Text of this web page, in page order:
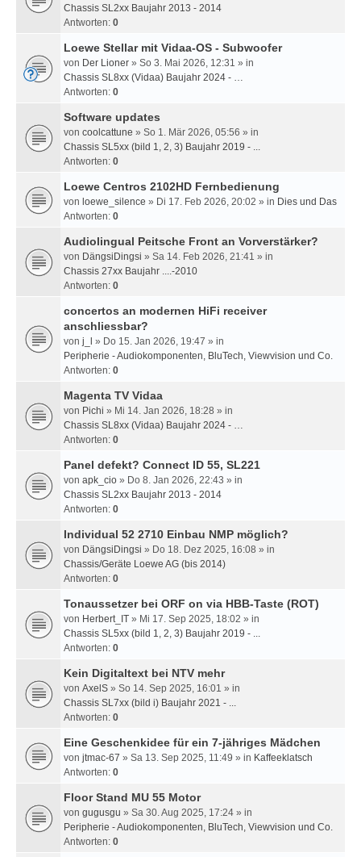
Chassis SL2xx Baujahr 2013 - 2014
Antworten: 0
Loewe Stellar mit Vidaa-OS - Subwoofer
von Der Lioner » So 3. Mai 2026, 12:31 » in
Chassis SL8xx (Vidaa) Baujahr 2024 - …
Antworten: 0
Software updates
von coolcattune » So 1. Mär 2026, 05:56 » in
Chassis SL5xx (bild 1, 2, 3) Baujahr 2019 - ...
Antworten: 0
Loewe Centros 2102HD Fernbedienung
von loewe_silence » Di 17. Feb 2026, 20:02 » in Dies und Das
Antworten: 0
Audiolingual Peitsche Front an Vorverstärker?
von DängsiDingsi » Sa 14. Feb 2026, 21:41 » in
Chassis 27xx Baujahr ....-2010
Antworten: 0
concertos an modernen HiFi receiver
anschliessbar?
von j_l
» Do 15. Jan 2026, 19:47 » in
Peripherie - Audiokomponenten, BluTech, Viewvision und Co.
Antworten: 0
Magenta TV Vidaa
von Pichi » Mi 14. Jan 2026, 18:28 » in
Chassis SL8xx (Vidaa) Baujahr 2024 - …
Antworten: 0
Panel defekt? Connect ID 55, SL221
von apk_cio » Do 8. Jan 2026, 22:43 » in
Chassis SL2xx Baujahr 2013 - 2014
Antworten: 0
Individual 52 2710 Einbau NMP möglich?
von DängsiDingsi » Do 18. Dez 2025, 16:08 » in
Chassis/Geräte Loewe AG (bis 2014)
Antworten: 0
Tonaussetzer bei ORF on via HBB-Taste (ROT)
von Herbert_IT » Mi 17. Sep 2025, 18:02 » in
Chassis SL5xx (bild 1, 2, 3) Baujahr 2019 - ...
Antworten: 0
Kein Digitaltext bei NTV mehr
von AxelS » So 14. Sep 2025, 16:01 » in
Chassis SL7xx (bild i) Baujahr 2021 - ...
Antworten: 0
Eine Geschenkidee für ein 7-jähriges Mädchen
von jtmac-67 » Sa 13. Sep 2025, 11:49 » in Kaffeeklatsch
Antworten: 0
Floor Stand MU 55 Motor
von gugusgu » Sa 30. Aug 2025, 17:24 » in
Peripherie - Audiokomponenten, BluTech, Viewvision und Co.
Antworten: 0